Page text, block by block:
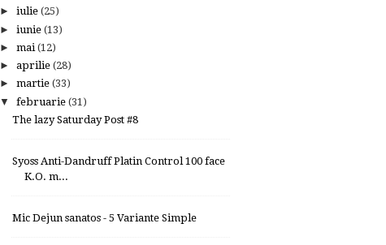
► iulie (25)
► iunie (13)
► mai (12)
► aprilie (28)
► martie (33)
▼ februarie (31)
The lazy Saturday Post #8
Syoss Anti-Dandruff Platin Control 100 face
K.O. m...
Mic Dejun sanatos - 5 Variante Simple